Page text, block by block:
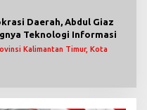
Daerah, Abdul Giaz
Teknologi Informasi
Kalimantan Timur, Kota